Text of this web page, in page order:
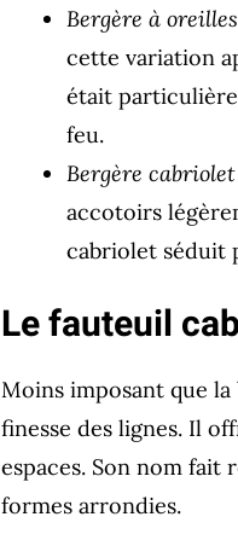
Bergère à
cette variation
était
feu.
Bergère
accotoirs
cabriolet séduit
Le fauteuil
Moins imposant que la
finesse des lignes. Il
espaces. Son nom fait
formes arrondies.